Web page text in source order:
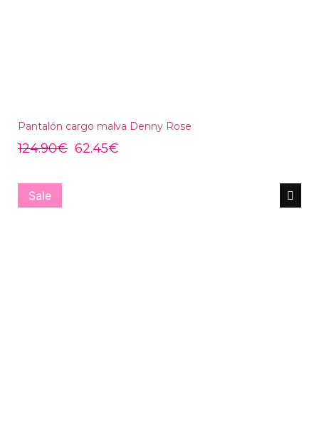
Pantalón cargo malva Denny Rose
124.90€ 62.45€
Sale